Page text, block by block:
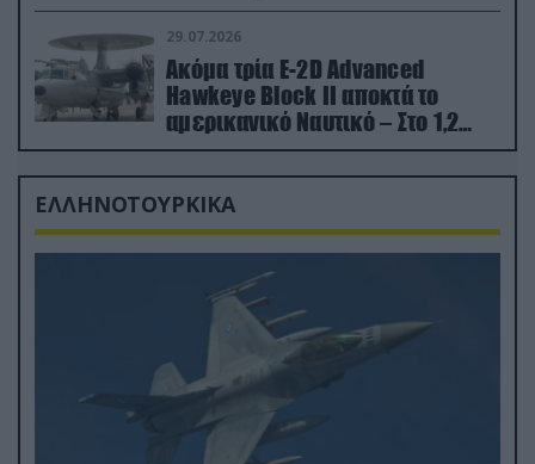
29.07.2026
Ακόμα τρία E-2D Advanced
Hawkeye Block II αποκτά το
αμερικανικό Ναυτικό – Στο 1,2
δισ.δολάρια το κόστος
ΕΛΛΗΝΟΤΟΥΡΚΙΚΑ